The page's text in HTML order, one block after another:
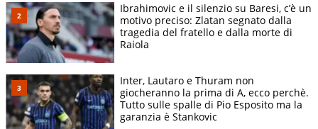
Ibrahimovic e il silenzio su Baresi, c’è un
motivo preciso: Zlatan segnato dalla
tragedia del fratello e dalla morte di
Raiola
Inter, Lautaro e Thuram non
giocheranno la prima di A, ecco perchè.
Tutto sulle spalle di Pio Esposito ma la
garanzia è Stankovic